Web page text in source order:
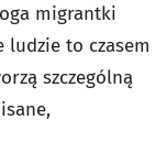
migrantki
ludzie to czasem
szczególną